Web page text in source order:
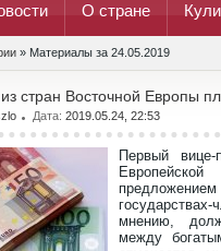
О стране
» Материалы за 24.05.2019
стран Восточной Европы
Дата: 2019.05.24, 22:53
Первый
предложением
мнению,
между